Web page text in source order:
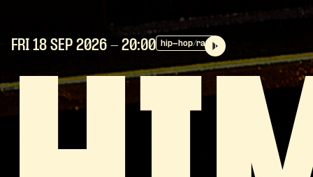
FRI 18 SEP 2026 - 20:00 hip-hop/rap